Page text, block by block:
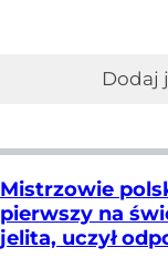
Dodaj
Mistrzowie
pierwszy na
jelita, uczył